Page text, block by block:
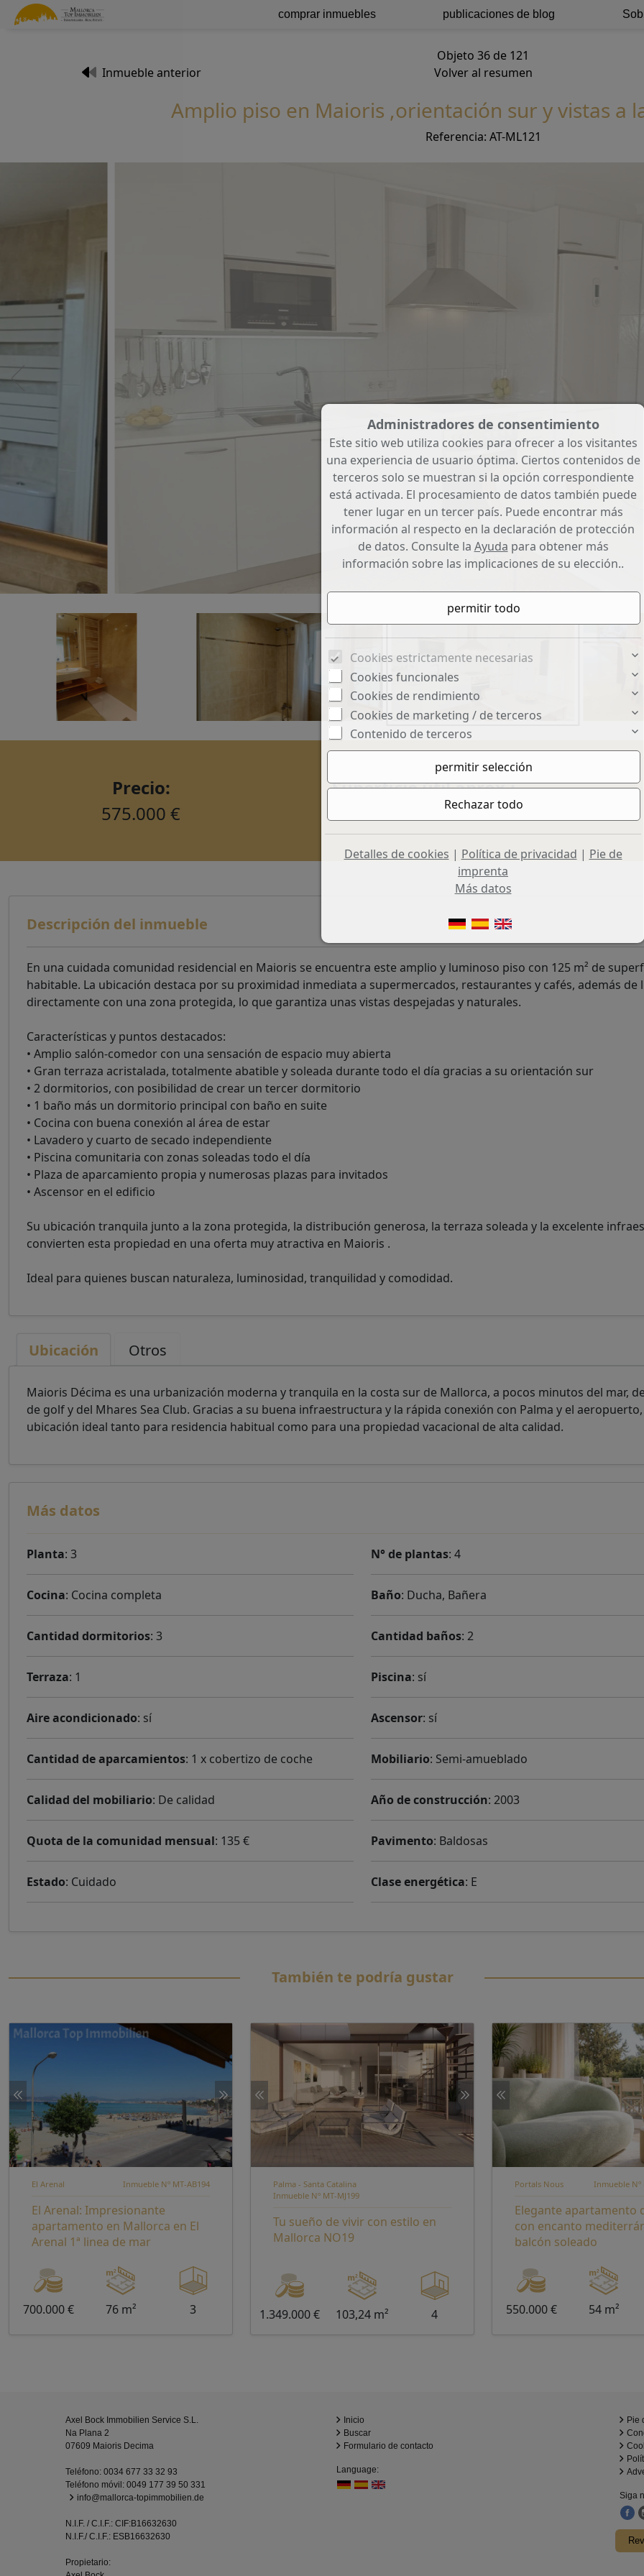
comprar inmuebles publicaciones de blog
Objeto 36 de 121
Inmueble anterior Volver al resumen
Amplio piso en Maioris ,orientación sur y vistas a
Referencia: AT-ML121
Küche
Precio:
575.000 €
Superficie útil aprox.:
125 m²
Descripción del inmueble
En una cuidada comunidad residencial en Maioris se encuentra este amplio y luminoso piso con 125 m² de
habitable. La ubicación destaca por su proximidad inmediata a supermercados, restaurantes y cafés, además de
directamente con una zona protegida, lo que garantiza unas vistas despejadas y naturales.
Características y puntos destacados:
• Amplio salón-comedor con una sensación de espacio muy abierta
• Gran terraza acristalada, totalmente abatible y soleada durante todo el día gracias a su orientación sur
• 2 dormitorios, con posibilidad de crear un tercer dormitorio
• 1 baño más un dormitorio principal con baño en suite
• Cocina con buena conexión al área de estar
• Lavadero y cuarto de secado independiente
• Piscina comunitaria con zonas soleadas todo el día
• Plaza de aparcamiento propia y numerosas plazas para invitados
• Ascensor en el edificio
Su ubicación tranquila junto a la zona protegida, la distribución generosa, la terraza soleada y la excelente
convierten esta propiedad en una oferta muy atractiva en Maioris .
Ideal para quienes buscan naturaleza, luminosidad, tranquilidad y comodidad.
Ubicación Otros
Maioris Décima es una urbanización moderna y tranquila en la costa sur de Mallorca, a pocos minutos del mar,
de golf y del Mhares Sea Club. Gracias a su buena infraestructura y la rápida conexión con Palma y el
ubicación ideal tanto para residencia habitual como para una propiedad vacacional de alta calidad.
Más datos
Planta: 3 N° de plantas: 4
Cocina: Cocina completa Baño: Ducha, Bañera
Cantidad dormitorios: 3 Cantidad baños: 2
Terraza: 1 Piscina: sí
Aire acondicionado: sí Ascensor: sí
Cantidad de aparcamientos: 1 x cobertizo de coche Mobiliario: Semi-amueblado
Calidad del mobiliario: De calidad Año de construcción: 2003
Quota de la comunidad mensual: 135 € Pavimento: Baldosas
Estado: Cuidado Clase energética: E
También te podría gustar
El Arenal Inmueble Nº MT-AB194
El Arenal: Impresionante
apartamento en Mallorca en El
Arenal 1ª linea de mar
700.000 € 76 m² 3
Palma - Santa Catalina
Inmueble Nº MT-MJ199
Tu sueño de vivir con estilo en
Mallorca NO19
1.349.000 € 103,24 m² 4
Portals Nous Inmueble Nº
Elegante apartamento
con encanto
balcón soleado
550.000 € 54 m²
Axel Bock Immobilien Service S.L.
Na Plana 2
07609 Maioris Decima
Teléfono:0034 677 33 32 93
Teléfono móvil:0049 177 39 50 331
info@mallorca-topimmobilien.de
N.I.F. / C.I.F.: CIF:B16632630
N.I.F./ C.I.F.: ESB16632630
Propietario:
Inicio
Buscar
Formulario de contacto
Language:
Pie
Siga
Administradores de consentimiento
Este sitio web utiliza cookies para ofrecer a los visitantes
una experiencia de usuario óptima. Ciertos contenidos de
terceros solo se muestran si la opción correspondiente
está activada. El procesamiento de datos también puede
tener lugar en un tercer país. Puede encontrar más
información al respecto en la declaración de protección
de datos. Consulte la Ayuda para obtener más
información sobre las implicaciones de su elección..
Cookies estrictamente necesarias
Cookies funcionales
Cookies de rendimiento
Cookies de marketing / de terceros
Contenido de terceros
Detalles de cookies | Política de privacidad | Pie de
imprenta
Más datos